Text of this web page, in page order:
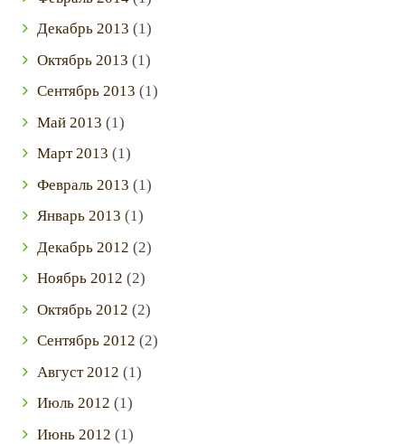
Декабрь 2013 (1)
Октябрь 2013 (1)
Сентябрь 2013 (1)
Май 2013 (1)
Март2013 (1)
Февраль 2013 (1)
Январь 2013 (1)
Декабрь 2012 (2)
Ноябрь 2012 (2)
Октябрь 2012 (2)
Сентябрь 2012 (2)
Август 2012 (1)
Июль 2012 (1)
Июнь 2012 (1)